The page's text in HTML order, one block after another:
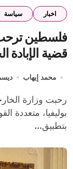
اخبار سياسة
فلسطين ترحب
قضية الإبادة
محمد إيهاب ديسمبر
رحبت وزارة الخارجية والمغتربين الفلسطينية بإعلان دولة
بوليفيا، متعددة
بتطبيق...